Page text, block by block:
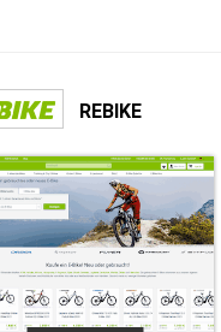
REBIKE